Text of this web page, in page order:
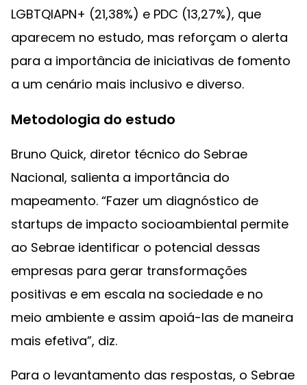
LGBTQIAPN+ (21,38%) e PDC (13,27%), que
aparecem no estudo, mas reforçam o alerta
para a importância de iniciativas de fomento
a um cenário mais inclusivo e diverso.
Metodologia do estudo
Bruno Quick, diretor técnico do Sebrae
Nacional, salienta a importância do
mapeamento. “Fazer um diagnóstico de
startups de impacto socioambiental permite
ao Sebrae identificar o potencial dessas
empresas para gerar transformações
positivas e em escala na sociedade e no
meio ambiente e assim apoiá-las de maneira
mais efetiva”, diz.
Para o levantamento das respostas, o Sebrae